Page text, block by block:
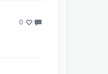
0